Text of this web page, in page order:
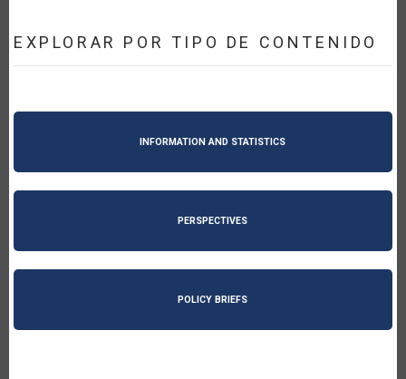
EXPLORAR POR TIPO DE CONTENIDO
INFORMATION AND STATISTICS
PERSPECTIVES
POLICY BRIEFS